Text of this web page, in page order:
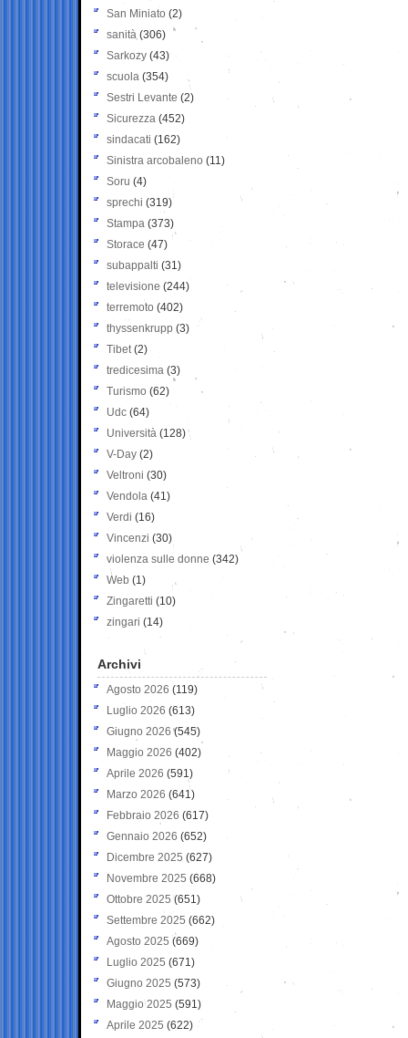
San Miniato (2)
sanità (306)
Sarkozy (43)
scuola (354)
Sestri Levante (2)
Sicurezza (452)
sindacati (162)
Sinistra arcobaleno (11)
Soru (4)
sprechi (319)
Stampa (373)
Storace (47)
subappalti (31)
televisione(244)
terremoto (402)
thyssenkrupp (3)
Tibet(2)
tredicesima (3)
Turismo (62)
Udc (64)
Università (128)
V-Day (2)
Veltroni (30)
Vendola (41)
Verdi (16)
Vincenzi (30)
violenza sulle donne (342)
Web (1)
Zingaretti (10)
zingari (14)
Archivi
Agosto 2026 (119)
Luglio 2026 (613)
Giugno 2026 (545)
Maggio 2026 (402)
Aprile 2026 (591)
Marzo 2026 (641)
Febbraio 2026 (617)
Gennaio 2026 (652)
Dicembre 2025 (627)
Novembre 2025 (668)
Ottobre 2025 (651)
Settembre 2025 (662)
Agosto 2025 (669)
Luglio 2025 (671)
Giugno 2025 (573)
Maggio 2025 (591)
Aprile 2025 (622)